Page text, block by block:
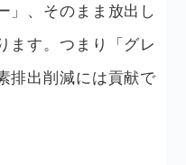
」、そのまま放出し
ます。つまり「グレ
排出削減には貢献で